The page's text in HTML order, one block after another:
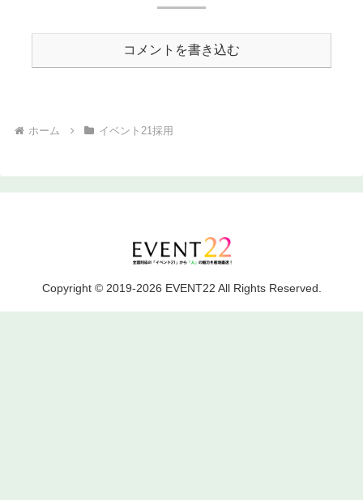
コメントを書き込む
ホーム イベント21採用
Copyright © 2019-2026 EVENT22 All Rights Reserved.